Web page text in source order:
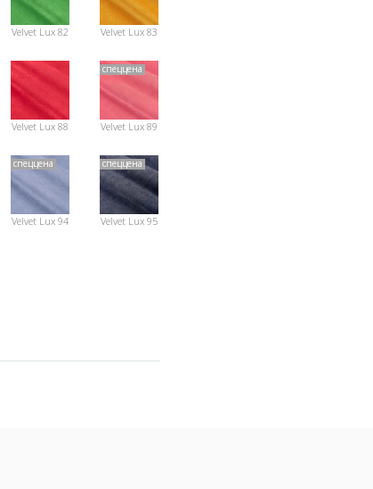
Velvet Lux 82 Velvet Lux 83
Velvet Lux 88
спеццена
Velvet Lux 89
спеццена
Velvet Lux 94
спеццена
Velvet Lux 95